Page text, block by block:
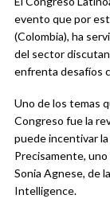
evento que por
(Colombia), ha
del sector
enfrenta desafíos
Uno de los temas
Congreso fue la
puede incentivar
Precisamente,
Sonia Agnese, de
Intelligence.